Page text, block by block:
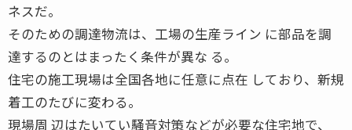
ネスだ。
そのための調達物流は、工場の生産ライン に部品を調
達するのとはまったく条件が異な る。
住宅の施工現場は全国各地に任意に点在 しており、新規
着工のたびに変わる。
現場周 辺はたいてい騒音対策などが必要な住宅地で、